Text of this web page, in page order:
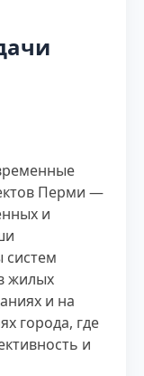
Перми —
и
жилых
и на
города, где
и